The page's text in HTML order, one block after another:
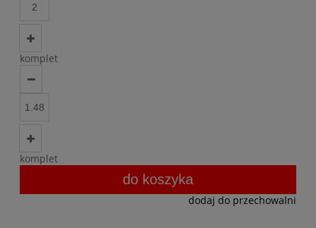
komplet
komplet
do koszyka
dodaj do przechowalni